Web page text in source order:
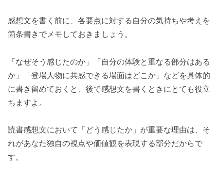
感想文を書く前に、各要点に対する自分の気持ちや考えを
箇条書きでメモしておきましょう。
「なぜそう感じたのか」「自分の体験と重なる部分はある
か」「登場人物に共感できる場面はどこか」などを具体的
に書き留めておくと、後で感想文を書くときにとても役立
ちますよ。
読書感想文において「どう感じたか」が重要な理由は、そ
れがあなた独自の視点や価値観を表現する部分だからで
す。